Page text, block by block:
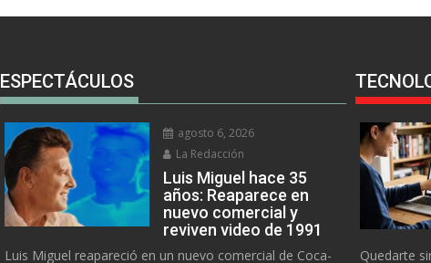
ESPECTÁCULOS
agosto 6, 2026
La Redacción
Luis Miguel hace 35
años: Reaparece en
nuevo comercial y
reviven video de 1991
Luis Miguel reapareció en un nuevo comercial de Coca- Quedarte